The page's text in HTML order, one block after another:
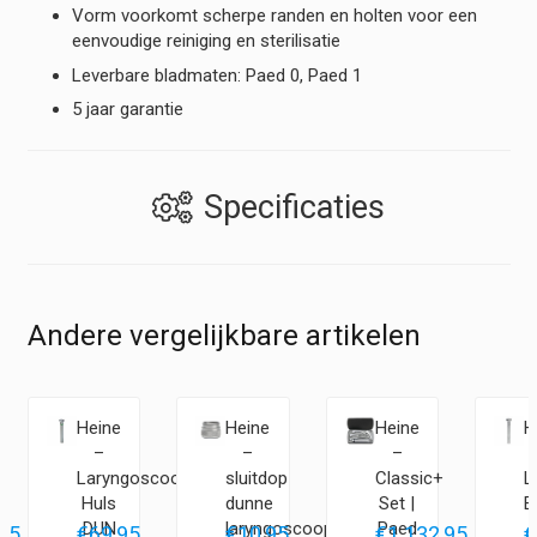
Vorm voorkomt scherpe randen en holten voor een
eenvoudige reiniging en sterilisatie
Leverbare bladmaten: Paed 0, Paed 1
5 jaar garantie
Specificaties
Andere vergelijkbare artikelen
Heine
–
Laryngoscoop
Huls
DUN
Heine
–
sluitdop
dunne
laryngoscoop
Heine
–
Classic+
Set |
Paed